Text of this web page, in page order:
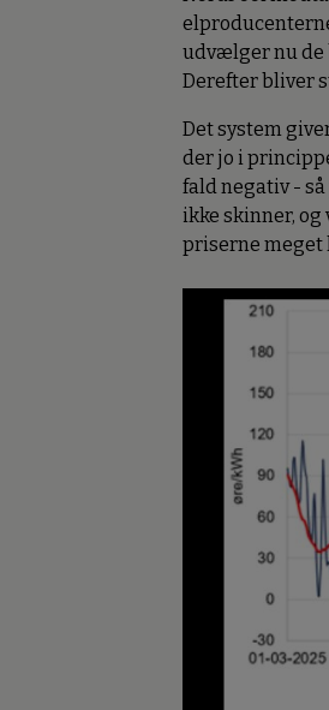
udvælger nu
Derefter bliver
Det system
der jo i
fald negativ -
ikke skinner,
priserne meget